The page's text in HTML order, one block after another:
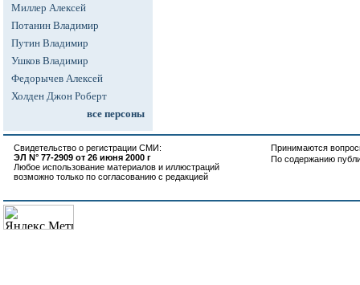
Миллер Алексей
Потанин Владимир
Путин Владимир
Ушков Владимир
Федорычев Алексей
Холден Джон Роберт
все персоны
Свидетельство о регистрации СМИ:
ЭЛ N° 77-2909 от 26 июня 2000 г
Любое использование материалов и иллюстраций
возможно только по согласованию с редакцией
Принимаются
По содержанию